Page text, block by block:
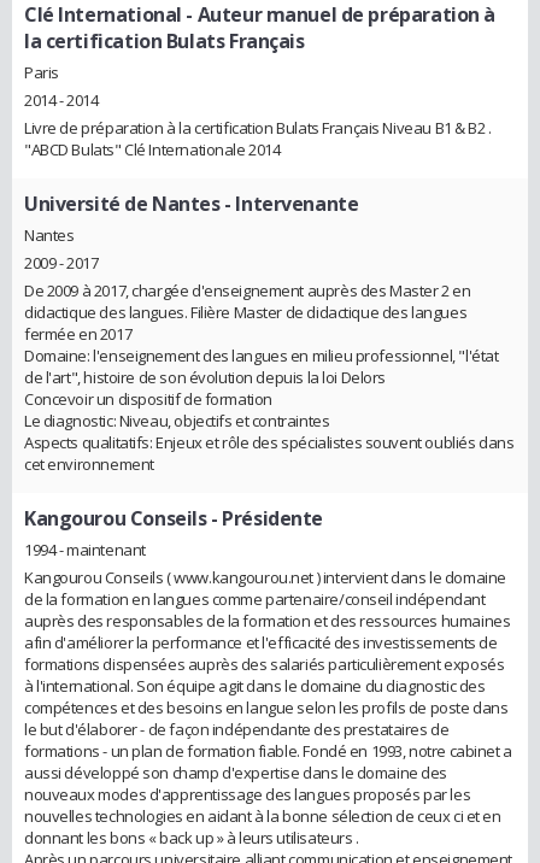
Clé International - Auteur manuel de préparation à
la certification Bulats Français
Paris
2014 - 2014
Livre de préparation à la certification Bulats Français Niveau B1 & B2 .
"ABCD Bulats" Clé Internationale 2014
Université de Nantes- Intervenante
Nantes
2009 - 2017
De 2009 à 2017, chargée d'enseignement auprès des Master 2 en
didactique des langues. Filière Master de didactique des langues
fermée en 2017
Domaine: l'enseignement des langues en milieu professionnel, "l'état
de l'art", histoire de son évolution depuis la loi Delors
Concevoir un dispositif de formation
Le diagnostic: Niveau, objectifs et contraintes
Aspects qualitatifs: Enjeux et rôle des spécialistes souvent oubliés dans
cet environnement
Kangourou Conseils- Présidente
1994 - maintenant
Kangourou Conseils ( www.kangourou.net ) intervient dans le domaine
de la formation en langues comme partenaire/conseil indépendant
auprès des responsables de la formation et des ressources humaines
afin d'améliorer la performance et l'efficacité des investissements de
formations dispensées auprès des salariés particulièrement exposés
à l'international. Son équipe agit dans le domaine du diagnostic des
compétences et des besoins en langue selon les profils de poste dans
le but d'élaborer - de façon indépendante des prestataires de
formations - un plan de formation fiable. Fondé en 1993, notre cabinet a
aussi développé son champ d'expertise dans le domaine des
nouveaux modes d'apprentissage des langues proposés par les
nouvelles technologies en aidant à la bonne sélection de ceux ci et en
donnant les bons « back up » à leurs utilisateurs .